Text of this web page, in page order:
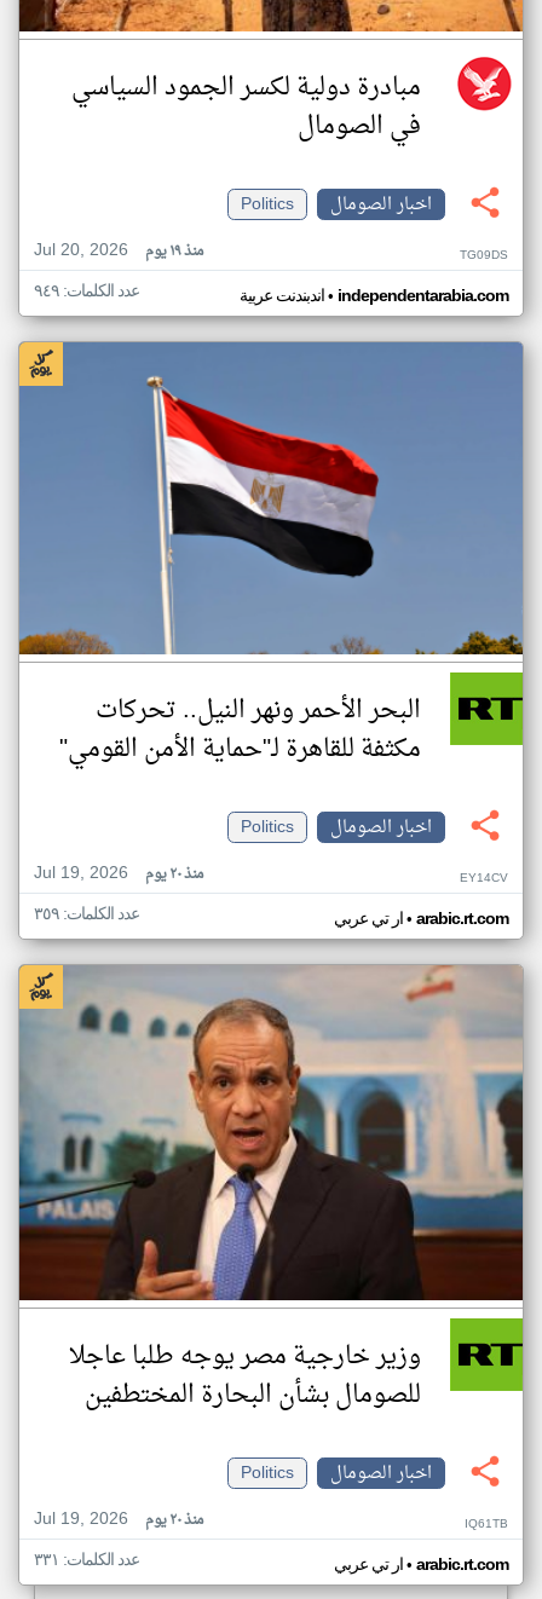
مبادرة دولية لكسر الجمود السياسي
في الصومال
اخبار الصومال
Politics
Jul 20, 2026
منذ ١٩ يوم TG09DS
اندبندنت عربية• independentarabia.com عدد الكلمات: ٩٤٩
البحر الأحمر ونهر النيل.. تحركات
مكثفة للقاهرة لـ"حماية الأمن القومي"
اخبار الصومال
Politics
Jul 19, 2026
منذ ٢٠ يوم EY14CV
ار تي عربي• arabic.rt.com عدد الكلمات: ٣٥٩
وزير خارجية مصر يوجه طلبا عاجلا
للصومال بشأن البحارة المختطفين
اخبار الصومال
Politics
Jul 19, 2026
منذ ٢٠ يوم IQ61TB
ار تي عربي• arabic.rt.com عدد الكلمات: ٣٣١